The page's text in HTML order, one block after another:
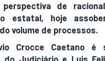
perspectiva de
estatal, hoje
volume de processos.
Crocce Caetano é